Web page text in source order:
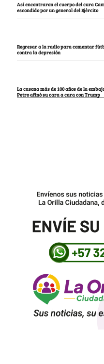
Así encontraron el cuerpo del cura
escondido por un general del Ejército
Regresar a la radio para comentar
contra la depresión
La casona más de 100 años de la
Petro afinó su cara a cara con Trump